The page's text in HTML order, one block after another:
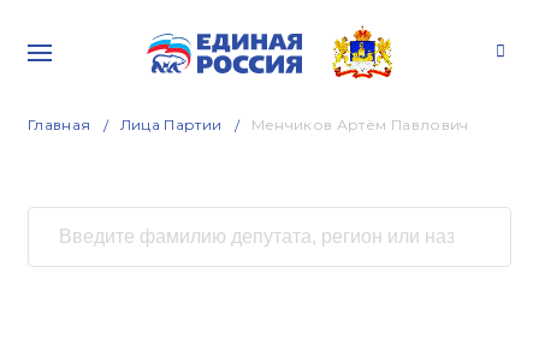
Главная Лица Партии Менчиков Артём Павлович